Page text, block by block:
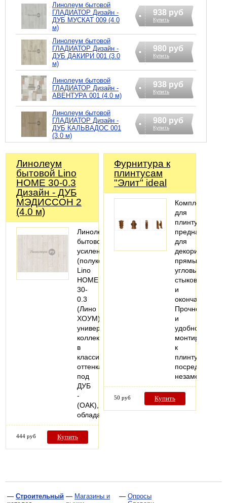
Линолеум бытовой
ГЛАДИАТОР Дизайн -
ДУБ МУСКАТ 009 (4.0
м)
938 руб
Купить
Линолеум бытовой
ГЛАДИАТОР Дизайн -
ДУБ ДАКИРИ 001 (3.0
м)
980 руб
Купить
Линолеум бытовой
ГЛАДИАТОР Дизайн -
АВЕНTУРА 001 (4.0 м)
938 руб
Купить
Линолеум бытовой
ГЛАДИАТОР Дизайн -
ДУБ КАЛЬВАДОС 001
(3.0 м)
980 руб
Купить
Линолеум
бытовой Lino
HOME 30-0.3
Дизайн - ДУБ
МЭДИССОН 2
(4.0 м)
Линолеум
бытовой
усиленный
(полукоммерческий)
Lino
HOME
30-
0.3
(Лино
ХОУМ)
универсальная
коллекция
в
классических
оттенках
под
ДУБ
-
(OAK),
обладающая…
444 руб Купить
Фурнитура к
плинтусам
"Элит" ideal
для
плинтуса
предназначены
для
декорирования
прямых,
угловых
стыков
и
окончаний.
Прочно
и
удобно
монтируются
к
плинтусу
посредством
незаметных…
50 руб Купить
— Строительный — Магазины и
— Опросы